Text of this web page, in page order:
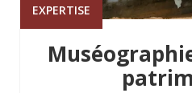
EXPERTISE